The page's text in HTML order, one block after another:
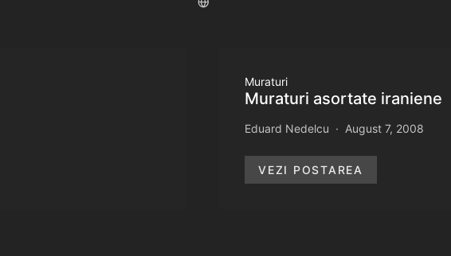
Muraturi
Muraturi asortate iraniene
Eduard Nedelcu August 7, 2008
VEZI POSTAREA